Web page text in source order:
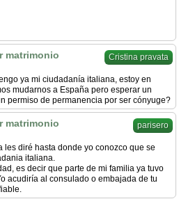
Cristina pravata
matrimonio
ya mi ciudadanía italiana, estoy en
mudarnos a España pero esperar un
permiso de permanencia por ser cónyuge?
parisero
matrimonio
les diré hasta donde yo conozco que se
italiana.
es decir que parte de mi familia ya tuvo
acudiría al consulado o embajada de tu